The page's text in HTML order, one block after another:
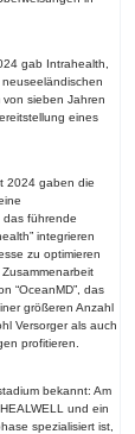
gab Intrahealth,
sieben Jahren
eines
2024 gaben die
das führende
integrieren
zu optimieren
“OceanMD”, das
größeren Anzahl
Versorger als auch
profitieren.
bekannt: Am
und ein
spezialisiert ist,